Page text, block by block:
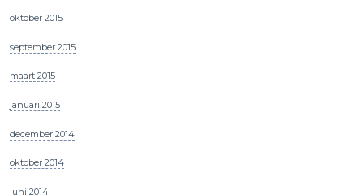
oktober 2015
september 2015
maart 2015
januari 2015
december 2014
oktober 2014
juni 2014